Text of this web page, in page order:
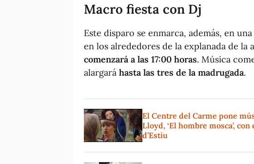
Macro fiesta con Dj
Este disparo se enmarca, además, en
en los alrededores de la explanada de la
comenzará a las 17:00 horas. Música
alargará hasta las tres de la madrugada.
El Centre del Carme pone
Lloyd, ‘El hombre mosca’,
d’Estiu